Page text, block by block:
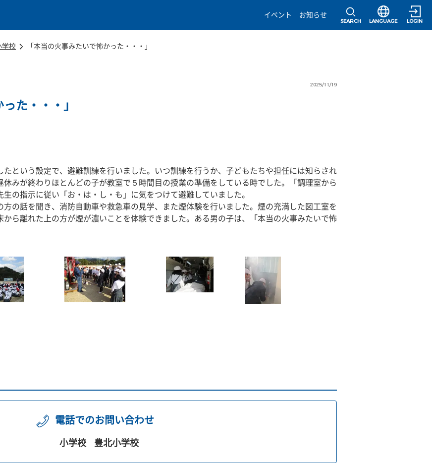
イベント
お知らせ
SEARCH
選択すると言語
LANGUAGE LOGIN
学校 「本当の火事みたいで怖かった・・・」
2025/11/19
た・・・」
という設定で、避難訓練を行いました。いつ訓練を行うか、子どもたちや担任には知らされ
みが終わりほとんどの子が教室で５時間目の授業の準備をしている時でした。「調理室から
の指示に従い「お・は・し・も」に気をつけて避難していました。
の話を聞き、消防自動車や救急車の見学、また煙体験を行いました。煙の充満した図工室を
ら離れた上の方が煙が濃いことを体験できました。ある男の子は、「本当の火事みたいで怖
電話でのお問い合わせ
小学校 豊北小学校